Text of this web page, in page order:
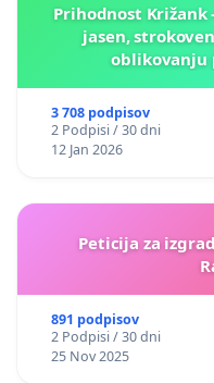
Prihodnost Križank
jasen,
oblikovanju
3 708 podpisov
2 Podpisi / 30 dni
12 Jan 2026
Peticija za
891 podpisov
2 Podpisi / 30 dni
25 Nov 2025